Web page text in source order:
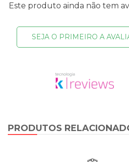
Este produto ainda não tem
SEJA O PRIMEIRO A
PRODUTOS